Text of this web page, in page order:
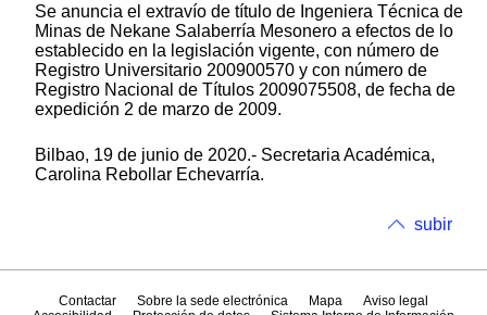
Se anuncia el extravío de título de Ingeniera Técnica de
Minas de Nekane Salaberría Mesonero a efectos de lo
establecido en la legislación vigente, con número de
Registro Universitario 200900570 y con número de
Registro Nacional de Títulos 2009075508, de fecha de
expedición 2 de marzo de 2009.
Bilbao, 19 de junio de 2020.- Secretaria Académica,
Carolina Rebollar Echevarría.
subir
Contactar Sobre la sede electrónica Mapa
Aviso legal